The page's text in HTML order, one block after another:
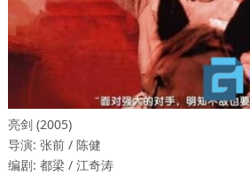
亮剑 (2005)
导演: 张前 / 陈健
编剧: 都梁 / 江奇涛